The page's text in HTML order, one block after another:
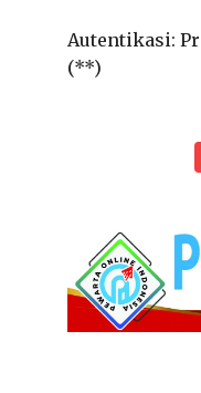
Autentikasi:
(**)